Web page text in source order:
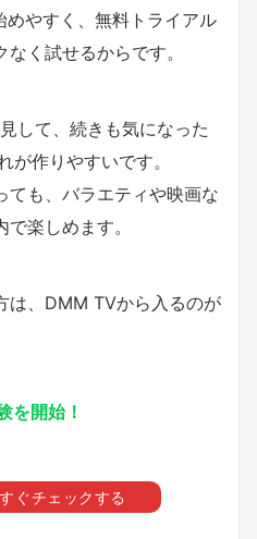
やすく、無料トライアル
く試せるからです。
して、続きも気になった
が作りやすいです。
ても、バラエティや映画な
楽しめます。
は、DMM TVから入るのが
を開始！
ぐチェックする